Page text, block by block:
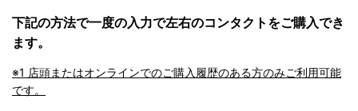
下記の方法で一度の入力で左右のコンタクトをご購入でき
ます。
※1 店頭またはオンラインでのご購入履歴のある方のみご利用可能
です。